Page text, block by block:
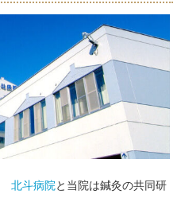
北斗病院と当院は鍼灸の共同研